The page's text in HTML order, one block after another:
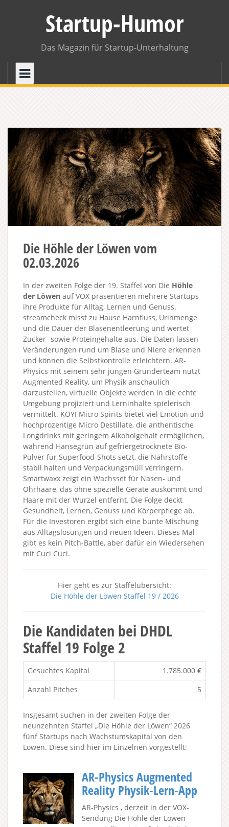
Startup-Humor
Das Magazin für Startup-Unterhaltung
Die Höhle der Löwen vom
02.03.2026
In der zweiten Folge der 19. Staffel von Die Höhle
der Löwen auf VOX präsentieren mehrere Startups
ihre Produkte für Alltag, Lernen und Genuss.
streamcheck misst zu Hause Harnfluss, Urinmenge
und die Dauer der Blasenentleerung und wertet
Zucker- sowie Proteingehalte aus. Die Daten lassen
Veränderungen rund um Blase und Niere erkennen
und können die Selbstkontrolle erleichtern. AR-
Physics mit seinem sehr jungen Gründerteam nutzt
Augmented Reality, um Physik anschaulich
darzustellen, virtuelle Objekte werden in die echte
Umgebung projiziert und Lerninhalte spielerisch
vermittelt. KOYI Micro Spirits bietet viel Emotion und
hochprozentige Micro Destillate, die anthentische
Longdrinks mit geringem Alkoholgehalt ermöglichen,
während Hansegrün auf gefriergetrocknete Bio-
Pulver für Superfood-Shots setzt, die Nährstoffe
stabil halten und Verpackungsmüll verringern.
Smartwaxx zeigt ein Wachsset für Nasen- und
Ohrhaare, das ohne spezielle Geräte auskommt und
Haare mit der Wurzel entfernt. Die Folge deckt
Gesundheit, Lernen, Genuss und Körperpflege ab.
Für die Investoren ergibt sich eine bunte Mischung
aus Alltagslösungen und neuen Ideen. Dieses Mal
gibt es kein Pitch-Battle, aber dafür ein Wiedersehen
mit Cuci Cuci.
Hier geht es zur Staffelübersicht:
Die Höhle der Löwen Staffel 19 / 2026
Die Kandidaten bei DHDL
Staffel 19 Folge 2
Gesuchtes Kapital
1.785.000 €
Anzahl Pitches
5
Insgesamt suchen in der zweiten Folge der
neunzehnten Staffel „Die Höhle der Löwen“ 2026
fünf Startups nach Wachstumskapital von den
Löwen. Diese sind hier im Einzelnen vorgestellt:
AR-Physics Augmented
Reality Physik-Lern-App
AR-Physics , derzeit in der VOX-
Sendung Die Höhle der Löwen